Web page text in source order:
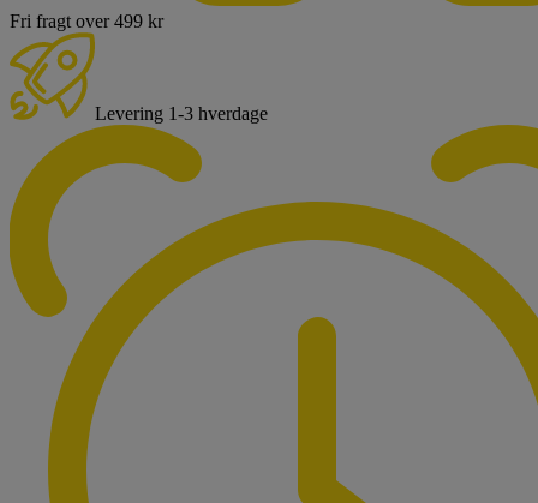
Fri fragt over 499 kr
Levering 1-3 hverdage